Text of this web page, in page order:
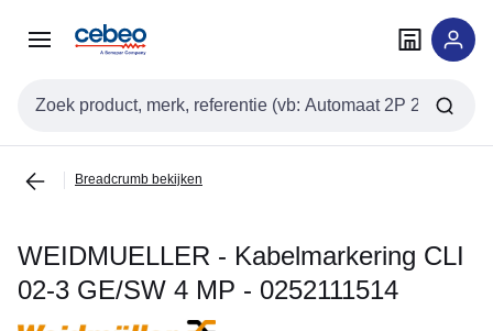
naar
naar
Zoekveld invoer
Breadcrumb bekijken
WEIDMUELLER - Kabelmarkering CLI
02-3 GE/SW 4 MP - 0252111514